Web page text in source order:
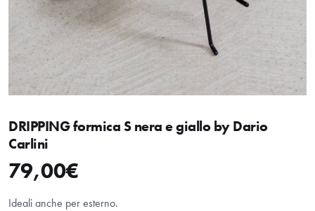
DRIPPING formica S nera e giallo by Dario
Carlini
79,00€
Ideali anche per esterno.